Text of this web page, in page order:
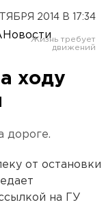
2014 В 17:34
ходу
дороге.
от остановки
на ГУ